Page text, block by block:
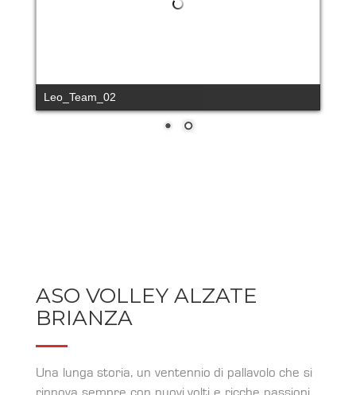
Leo_Team_02
ASO VOLLEY ALZATE
BRIANZA
Una lunga storia, un ventennio di pallavolo che si